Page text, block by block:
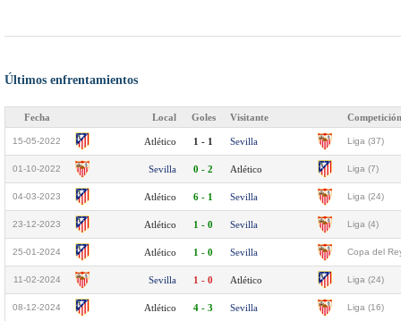
Últimos enfrentamientos
Fecha Local Goles Visitante Competición
15-05-2022 Atlético 1 - 1 Sevilla Liga (37)
01-10-2022 Sevilla 0 - 2 Atlético Liga (7)
04-03-2023 Atlético 6 - 1 Sevilla Liga (24)
23-12-2023 Atlético 1 - 0 Sevilla Liga (4)
25-01-2024 Atlético 1 - 0 Sevilla Copa del
11-02-2024 Sevilla 1 - 0 Atlético Liga (24)
08-12-2024 Atlético 4 - 3 Sevilla Liga (16)